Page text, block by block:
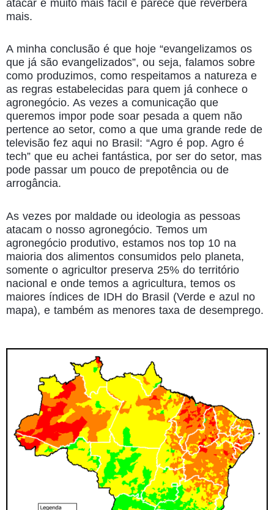
atacar é muito mais fácil e parece que reverbera
mais.
A minha conclusão é que hoje “evangelizamos os
que já são evangelizados”, ou seja, falamos sobre
como produzimos, como respeitamos a natureza e
as regras estabelecidas para quem já conhece o
agronegócio. As vezes a comunicação que
queremos impor pode soar pesada a quem não
pertence ao setor, como a que uma grande rede de
televisão fez aqui no Brasil: “Agro é pop. Agro é
tech” que eu achei fantástica, por ser do setor, mas
pode passar um pouco de prepotência ou de
arrogância.
As vezes por maldade ou ideologia as pessoas
atacam o nosso agronegócio. Temos um
agronegócio produtivo, estamos nos top 10 na
maioria dos alimentos consumidos pelo planeta,
somente o agricultor preserva 25% do território
nacional e onde temos a agricultura, temos os
maiores índices de IDH do Brasil (Verde e azul no
mapa), e também as menores taxa de desemprego.